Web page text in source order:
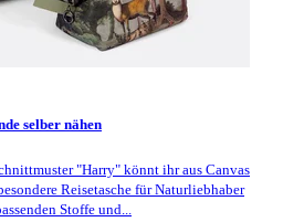
selber nähen
"Harry" könnt ihr aus Canvas
Reisetasche für Naturliebhaber
Stoffe und...